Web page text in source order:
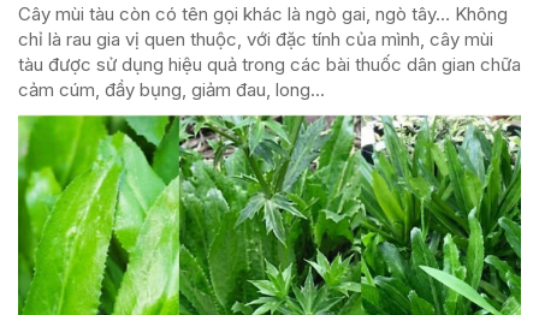
Cây mùi tàu còn có tên gọi khác là ngò gai, ngò tây… Không
chỉ là rau gia vị quen thuộc, với đặc tính của mình, cây mùi
tàu được sử dụng hiệu quả trong các bài thuốc dân gian chữa
cảm cúm, đầy bụng, giảm đau, long...